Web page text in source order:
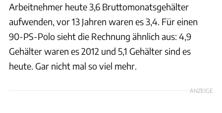
Arbeitnehmer heute 3,6 Bruttomonatsgehälter
aufwenden, vor 13 Jahren waren es 3,4. Für einen
90-PS-Polo sieht die Rechnung ähnlich aus: 4,9
Gehälter waren es 2012 und 5,1 Gehälter sind es
heute. Gar nicht mal so viel mehr.
ANZEIGE